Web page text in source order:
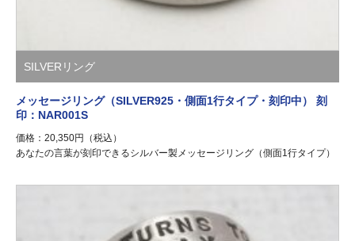
SILVERリング
メッセージリング（SILVER925・側面1行タイプ・刻印中） 刻
印：NAR001S
価格：20,350円（税込）
あなたの言葉が刻印できるシルバー製メッセージリング（側面1行タイプ）